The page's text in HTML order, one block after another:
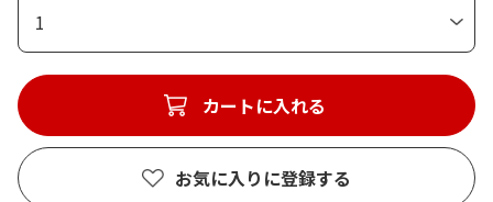
1
カートに入れる
お気に入りに登録する